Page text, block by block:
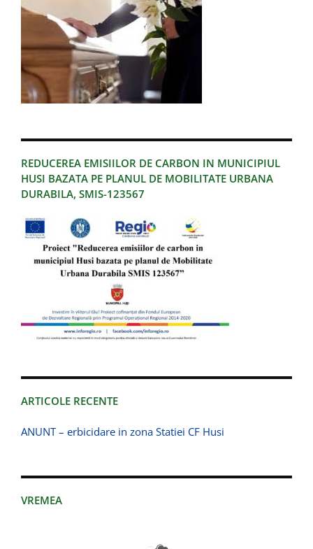
REDUCEREA EMISIILOR DE CARBON IN MUNICIPIUL
HUSI BAZATA PE PLANUL DE MOBILITATE URBANA
DURABILA, SMIS-123567
ARTICOLE RECENTE
ANUNT – erbicidare in zona Statiei CF Husi
VREMEA